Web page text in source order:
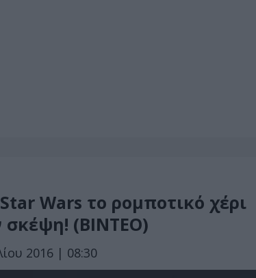
Wars το ρομποτικό χέρι
σκέψη! (ΒΙΝΤΕΟ)
2016 | 08:30